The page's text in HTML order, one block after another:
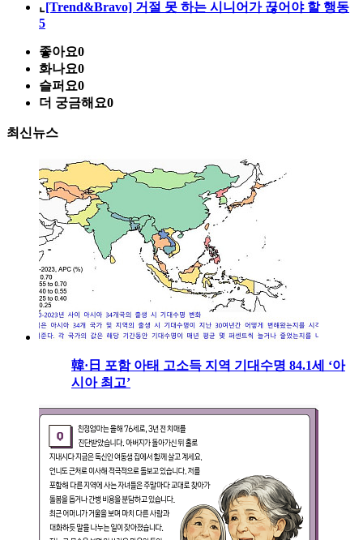
⌞[Trend&Bravo] 거절 못 하는 시니어가 끊어야 할 행동
5
좋아요0
화나요0
슬퍼요0
더 궁금해요0
최신뉴스
韓·日 포함 아태 고소득 지역 기대수명 84.1세 ‘아
시아 최고’